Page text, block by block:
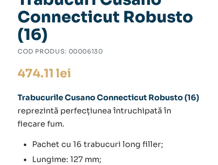
Connecticut Robusto
(16)
COD PRODUS: 00006130
474.11 lei
Trabucurile Cusano Connecticut Robusto (16)
reprezintă perfecțiunea întruchipată în
fiecare fum.
Pachet cu 16 trabucuri long filler;
Lungime: 127 mm;